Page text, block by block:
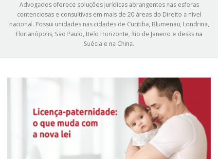
Advogados oferece soluções jurídicas abrangentes nas esferas
contenciosas e consultivas em mais de 20 áreas do Direito a nível
nacional. Possui unidades nas cidades de Curitiba, Blumenau, Londrina,
Florianópolis, São Paulo, Belo Horizonte, Rio de Janeiro e desks na
Suécia e na China.